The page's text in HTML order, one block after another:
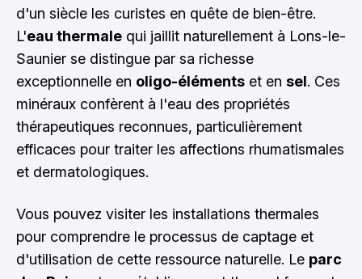
d'un siècle les curistes en quête de bien-être.
L'eau thermale qui jaillit naturellement à Lons-le-
Saunier se distingue par sa richesse
exceptionnelle en oligo-éléments et en sel. Ces
minéraux confèrent à l'eau des propriétés
thérapeutiques reconnues, particulièrement
efficaces pour traiter les affections rhumatismales
et dermatologiques.
Vous pouvez visiter les installations thermales
pour comprendre le processus de captage et
d'utilisation de cette ressource naturelle. Le parc